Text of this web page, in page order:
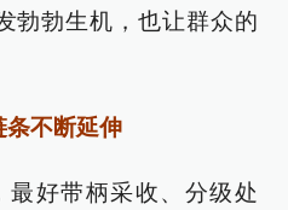
勃勃生机，也让群众的
条不断延伸
最好带柄采收、分级处